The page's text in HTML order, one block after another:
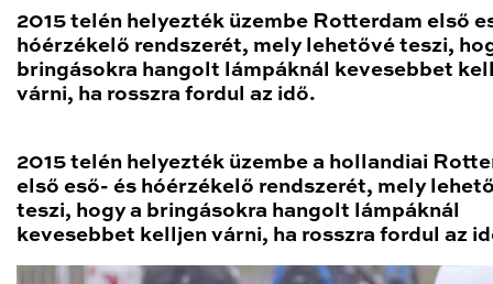
2015 telén helyezték üzembe Rotterdam első
hóérzékelő rendszerét, mely lehetővé teszi,
bringásokra hangolt lámpáknál kevesebbet
várni, ha rosszra fordul az idő.
2015 telén helyezték üzembe a hollandiai
első eső- és hóérzékelő rendszerét, mely
teszi, hogy a bringásokra hangolt lámpáknál
kevesebbet kelljen várni, ha rosszra fordul az